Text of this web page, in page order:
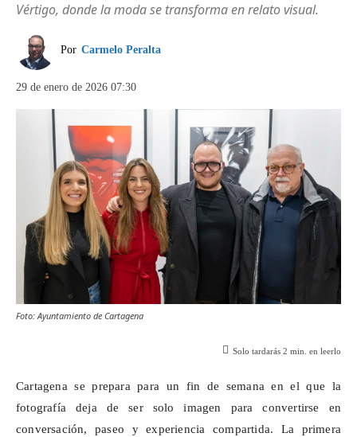
Vértigo, donde la moda se transforma en relato visual.
Por Carmelo Peralta
29 de enero de 2026 07:30
Foto: Ayuntamiento de Cartagena
Solo tardarás 2 min. en leerlo
Cartagena se prepara para un fin de semana en el que la
fotografía deja de ser solo imagen para convertirse en
conversación, paseo y experiencia compartida. La primera